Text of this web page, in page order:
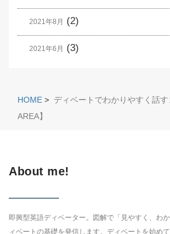
2021年8月 (2)
2021年6月 (3)
HOME > ディベートでわかりやすく話
AREA】
About me!
即興型英語ディベーター。図解で「見やすく、わ
ィベートの基礎を発信します。ディベートを始め